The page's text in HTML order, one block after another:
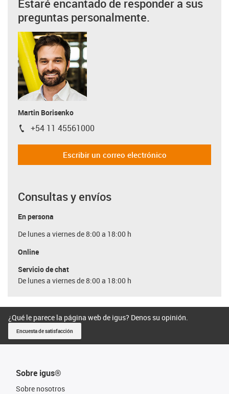
Estaré encantado de responder a sus
preguntas personalmente.
Martin Borisenko
igus-icon-phone
+54 11 45561000
Escribir un correo electrónico
Consultas y envíos
En persona
De lunes a viernes de 8:00 a 18:00 h
Online
Servicio de chat
De lunes a viernes de 8:00 a 18:00 h
¿Qué le parece la página web de igus? Denos su opinión.
Encuesta de satisfacción
Sobre igus®
Sobre nosotros